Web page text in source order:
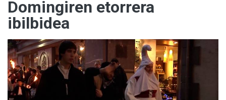
Domingiren etorrera
ibilbidea